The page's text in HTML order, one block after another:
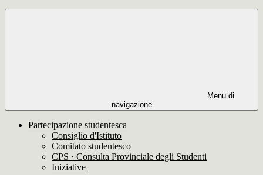
Menu di
navigazione
Partecipazione studentesca
Consiglio d'Istituto
Comitato studentesco
CPS · Consulta Provinciale degli Studenti
Iniziative